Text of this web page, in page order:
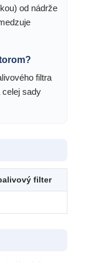
od nádrže
filtra
sady
filter